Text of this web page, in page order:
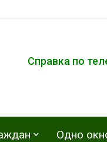
Справка по
Одно